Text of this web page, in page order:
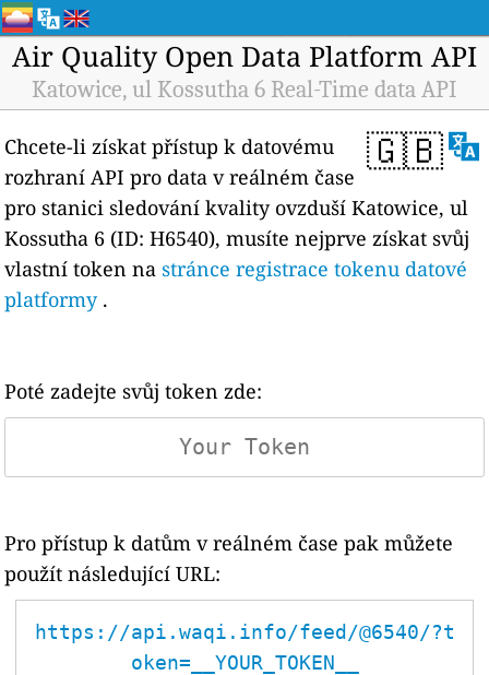
Air Quality Open Data Platform API
Katowice, ul Kossutha 6 Real-Time data API
🇬🇧
Chcete-li získat přístup k datovému
rozhraní API pro data v reálném čase
pro stanici sledování kvality ovzduší Katowice, ul
Kossutha 6 (ID: H6540), musíte nejprve získat svůj
vlastní token nastránce registrace tokenu datové
platformy.
Poté zadejte svůj token zde:
Pro přístup k datům v reálném čase pak můžete
použít následující URL:
https://api.waqi.info/feed/@6540/?t
oken=__YOUR_TOKEN__